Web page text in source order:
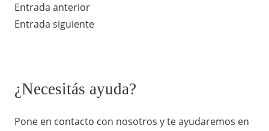
Entrada anterior
Entrada siguiente
¿Necesitás ayuda?
Pone en contacto con nosotros y te ayudaremos en